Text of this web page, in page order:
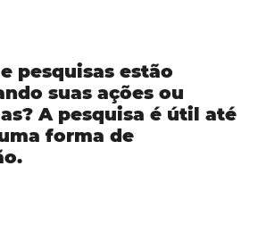
pesquisas estão
suas ações ou
A pesquisa é útil até
forma de